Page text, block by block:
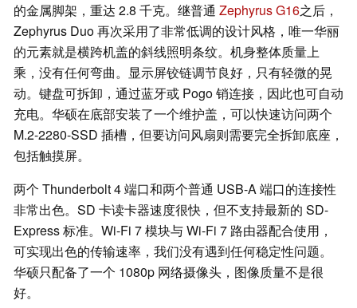
的金属脚架，重达 2.8 千克。继普通 Zephyrus G16之后，
Zephyrus Duo 再次采用了非常低调的设计风格，唯一华丽
的元素就是横跨机盖的斜线照明条纹。机身整体质量上
乘，没有任何弯曲。显示屏铰链调节良好，只有轻微的晃
动。键盘可拆卸，通过蓝牙或 Pogo 销连接，因此也可自动
充电。华硕在底部安装了一个维护盖，可以快速访问两个
M.2-2280-SSD 插槽，但要访问风扇则需要完全拆卸底座，
包括触摸屏。
两个 Thunderbolt 4 端口和两个普通 USB-A 端口的连接性
非常出色。SD 卡读卡器速度很快，但不支持最新的 SD-
Express 标准。Wi-Fi 7 模块与 Wi-Fi 7 路由器配合使用，
可实现出色的传输速率，我们没有遇到任何稳定性问题。
华硕只配备了一个 1080p 网络摄像头，图像质量不是很
好。